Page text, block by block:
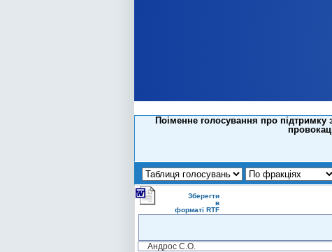
Поіменне голосування про
Зберегти
в
форматі RTF
Андрос С.О.